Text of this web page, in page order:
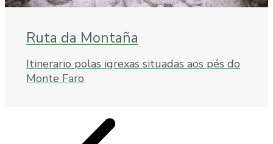
Ruta da Montaña
Itinerario polas igrexas situadas aos pés do
Monte Faro